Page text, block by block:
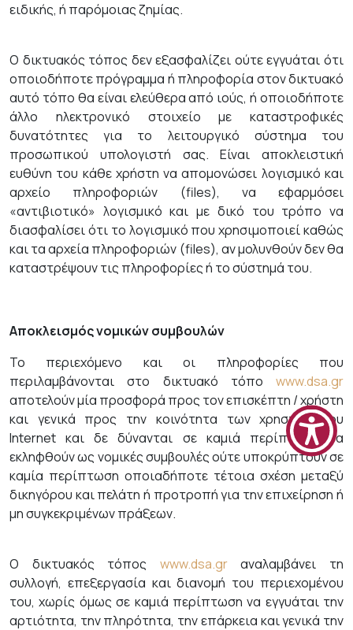
ειδικής, ή παρόμοιας ζημίας.
Ο δικτυακός τόπος δεν εξασφαλίζει ούτε εγγυάται ότι
οποιοδήποτε πρόγραμμα ή πληροφορία στον δικτυακό
αυτό τόπο θα είναι ελεύθερα από ιούς, ή οποιοδήποτε
άλλο ηλεκτρονικό στοιχείο με καταστροφικές
δυνατότητες για το λειτουργικό σύστημα του
προσωπικού υπολογιστή σας. Είναι αποκλειστική
ευθύνη του κάθε χρήστη να απομονώσει λογισμικό και
αρχείο πληροφοριών (files), να εφαρμόσει
«αντιβιοτικό» λογισμικό και με δικό του τρόπο να
διασφαλίσει ότι το λογισμικό που χρησιμοποιεί καθώς
και τα αρχεία πληροφοριών (files), αν μολυνθούν δεν θα
καταστρέψουν τις πληροφορίες ή το σύστημά του.
Αποκλεισμός νομικών συμβουλών
Το περιεχόμενο και οι πληροφορίες που
περιλαμβάνονται στο δικτυακό τόπο www.dsa.gr
αποτελούν μία προσφορά προς τον επισκέπτη / χρήστη
και γενικά προς την κοινότητα των χρηστών του
Internet και δε δύνανται σε καμιά περίπτωση να
εκληφθούν ως νομικές συμβουλές ούτε υποκρύπτουν σε
καμία περίπτωση οποιαδήποτε τέτοια σχέση μεταξύ
δικηγόρου και πελάτη ή προτροπή για την επιχείρηση ή
μη συγκεκριμένων πράξεων.
Ο δικτυακός τόπος www.dsa.grαναλαμβάνει τη
συλλογή, επεξεργασία και διανομή του περιεχομένου
του, χωρίς όμως σε καμιά περίπτωση να εγγυάται την
αρτιότητα, την πληρότητα, την επάρκεια και γενικά την